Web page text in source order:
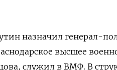
назначил генерал-
высшее
служил в ВМФ. В